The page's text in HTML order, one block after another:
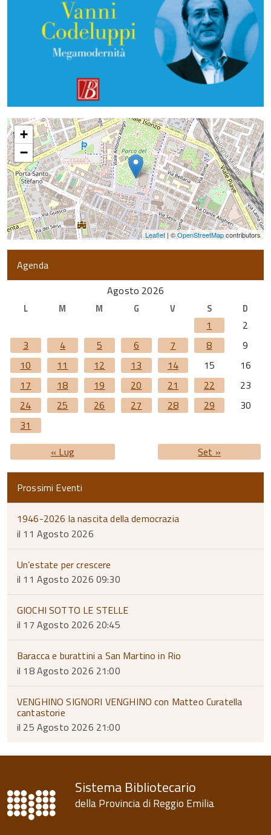
+
−
Leaflet | ©OpenStreetMapcontributors
Agenda
Agosto 2026
L M M G V S D
1
2
3
4 5 6 7 8
9
10
11 12 13 14 15
16
17
18 19 20 21 22
23
24
25 26 27 28 29
30
31
« Lug
Set »
Prossimi Eventi
1946-2026 la nascita della democrazia
il 11 Agosto 2026
Un’estate per crescere
il 11 Agosto 2026 09:30
GIOCHI SOTTO LE STELLE
il 17 Agosto 2026 20:45
Baracca e burattini a San Martino in Rio
il 18 Agosto 2026 21:00
VENGHINO SIGNORI VENGHINO con Matteo Curatella
cantastorie
il 25 Agosto 2026 21:00
Sistema Bibliotecario
della Provincia di Reggio Emilia